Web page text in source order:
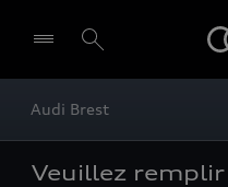
Audi Brest
Veuillez